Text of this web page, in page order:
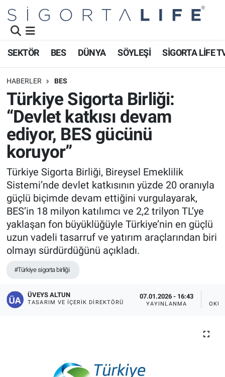
SEKTÖR BES DÜNYA SÖYLEŞİ SİGORTA LİFE
HABERLER BES
Türkiye Sigorta Birliği:
“Devlet katkısı devam
ediyor, BES gücünü
koruyor”
Türkiye Sigorta Birliği, Bireysel Emeklilik
Sistemi’nde devlet katkısının yüzde 20 oranıyla
güçlü biçimde devam ettiğini vurgulayarak,
BES’in 18 milyon katılımcı ve 2,2 trilyon TL’ye
yaklaşan fon büyüklüğüyle Türkiye’nin en güçlü
uzun vadeli tasarruf ve yatırım araçlarından biri
olmayı sürdürdüğünü açıkladı.
#Türkiye sigorta birliği
ÜVEYS ALTUN
TASARIM VE İÇERIK DIREKTÖRÜ
07.01.2026 - 16:43
YAYINLANMA
Namaz Vakitleri
Trafik Durumu
Süper Lig Puan Durumu ve Fikstür
Tüm Manşetler
Son Dakika Haberleri
Haber Arşivi